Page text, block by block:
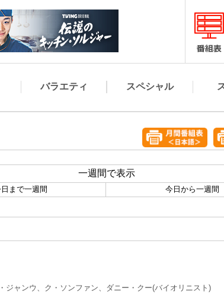
バラエティ スペシャル
一週間で表示
まで一週間 今日から一週間
ャンウ、ク・ソンファン、ダニー・クー(バイオリニスト)